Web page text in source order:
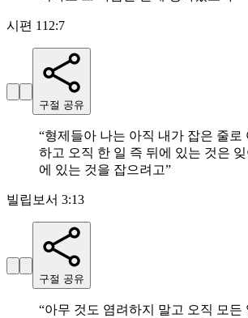
시편 112:7
구절 공유
“형제들아 나는 아직 내가 잡은 줄로
하고 오직 한 일 즉 뒤에 있는 것은
에 있는 것을 잡으려고”
빌립보서 3:13
구절 공유
“아무 것도 염려하지 말고 오직 모든